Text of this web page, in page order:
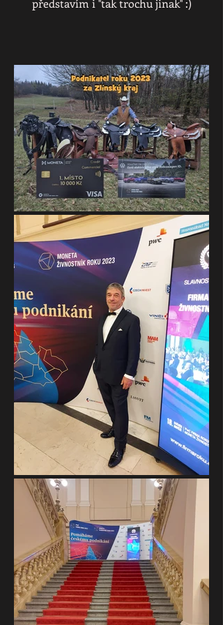
představím i ''tak trochu jinak'' :)